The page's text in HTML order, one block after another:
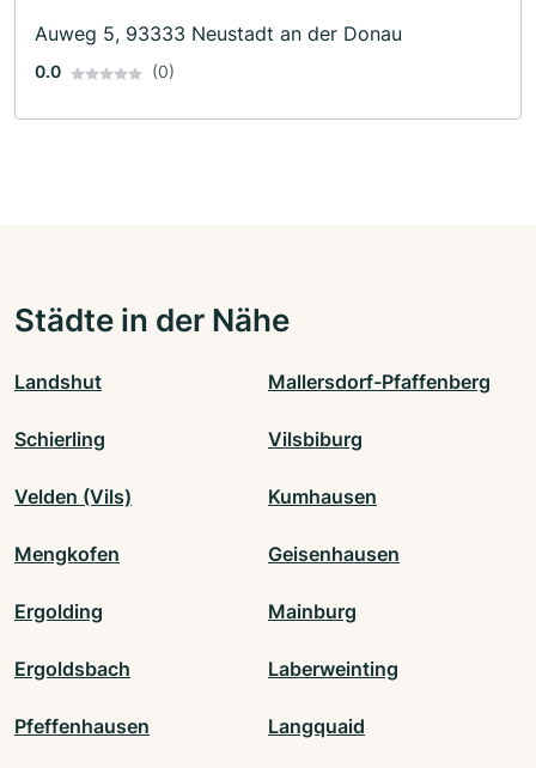
Auweg 5, 93333 Neustadt an der Donau
0.0 (0)
Städte in der Nähe
Landshut Mallersdorf-Pfaffenberg
Schierling Vilsbiburg
Velden (Vils) Kumhausen
Mengkofen Geisenhausen
Ergolding Mainburg
Ergoldsbach Laberweinting
Pfeffenhausen Langquaid